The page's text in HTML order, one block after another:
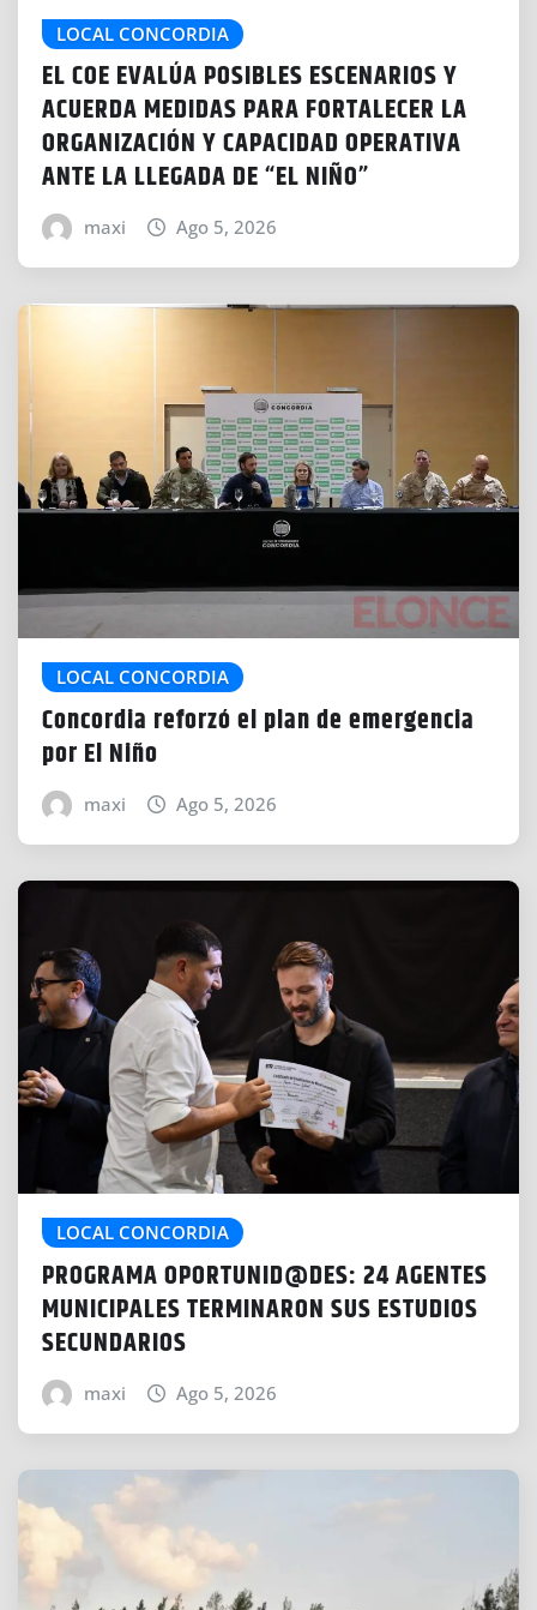
LOCAL CONCORDIA
EL COE EVALÚA POSIBLES ESCENARIOS Y
ACUERDA MEDIDAS PARA FORTALECER LA
ORGANIZACIÓN Y CAPACIDAD OPERATIVA
ANTE LA LLEGADA DE “EL NIÑO”
maxi Ago 5, 2026
LOCAL CONCORDIA
Concordia reforzó el plan de emergencia
por El Niño
maxi Ago 5, 2026
LOCAL CONCORDIA
PROGRAMA OPORTUNID@DES: 24 AGENTES
MUNICIPALES TERMINARON SUS ESTUDIOS
SECUNDARIOS
maxi Ago 5, 2026